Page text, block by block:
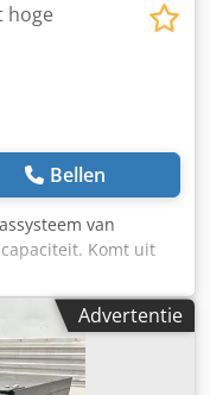
hoge
Bellen
van
Komt uit
borden waste voor
Djdpfx Ajvd
Advertentie